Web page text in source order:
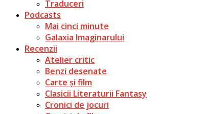
Traduceri
Podcasts
Mai cinci minute
Galaxia Imaginarului
Recenzii
Atelier critic
Benzi desenate
Carte și film
Clasicii Literaturii Fantasy
Cronici de jocuri